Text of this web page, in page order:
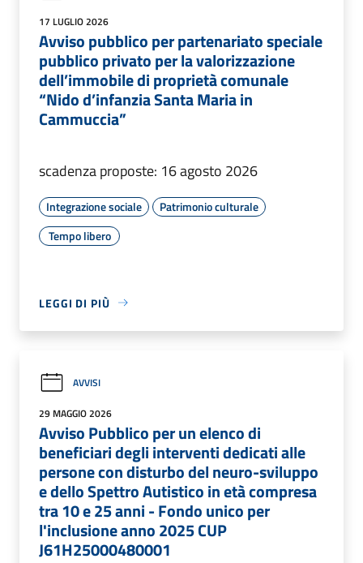
17 LUGLIO 2026
Avviso pubblico per partenariato speciale
pubblico privato per la valorizzazione
dell’immobile di proprietà comunale
“Nido d’infanzia Santa Maria in
Cammuccia”
scadenza proposte: 16 agosto 2026
Integrazione sociale
Patrimonio culturale
Tempo libero
LEGGI DI PIÙ
AVVISI
29 MAGGIO 2026
Avviso Pubblico per un elenco di
beneficiari degli interventi dedicati alle
persone con disturbo del neuro-sviluppo
e dello Spettro Autistico in età compresa
tra 10 e 25 anni - Fondo unico per
l'inclusione anno 2025 CUP
J61H25000480001